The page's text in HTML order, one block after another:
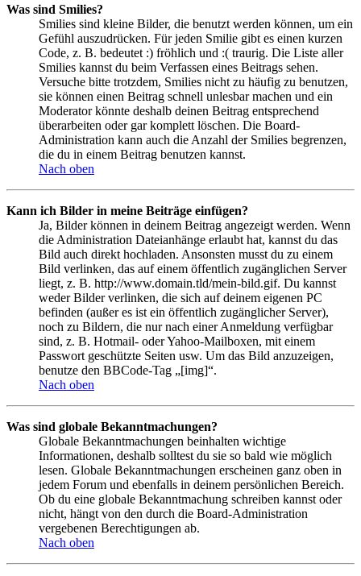
Was sind Smilies?
Smilies sind kleine Bilder, die benutzt werden können, um ein
Gefühl auszudrücken. Für jeden Smilie gibt es einen kurzen
Code, z. B. bedeutet :) fröhlich und :( traurig. Die Liste aller
Smilies kannst du beim Verfassen eines Beitrags sehen.
Versuche bitte trotzdem, Smilies nicht zu häufig zu benutzen,
sie können einen Beitrag schnell unlesbar machen und ein
Moderator könnte deshalb deinen Beitrag entsprechend
überarbeiten oder gar komplett löschen. Die Board-
Administration kann auch die Anzahl der Smilies begrenzen,
die du in einem Beitrag benutzen kannst.
Nach oben
Kann ich Bilder in meine Beiträge einfügen?
Ja, Bilder können in deinem Beitrag angezeigt werden. Wenn
die Administration Dateianhänge erlaubt hat, kannst du das
Bild auch direkt hochladen. Ansonsten musst du zu einem
Bild verlinken, das auf einem öffentlich zugänglichen Server
liegt, z. B. http://www.domain.tld/mein-bild.gif. Du kannst
weder Bilder verlinken, die sich auf deinem eigenen PC
befinden (außer es ist ein öffentlich zugänglicher Server),
noch zu Bildern, die nur nach einer Anmeldung verfügbar
sind, z. B. Hotmail- oder Yahoo-Mailboxen, mit einem
Passwort geschützte Seiten usw. Um das Bild anzuzeigen,
benutze den BBCode-Tag „[img]“.
Nach oben
Was sind globale Bekanntmachungen?
Globale Bekanntmachungen beinhalten wichtige
Informationen, deshalb solltest du sie so bald wie möglich
lesen. Globale Bekanntmachungen erscheinen ganz oben in
jedem Forum und ebenfalls in deinem persönlichen Bereich.
Ob du eine globale Bekanntmachung schreiben kannst oder
nicht, hängt von den durch die Board-Administration
vergebenen Berechtigungen ab.
Nach oben